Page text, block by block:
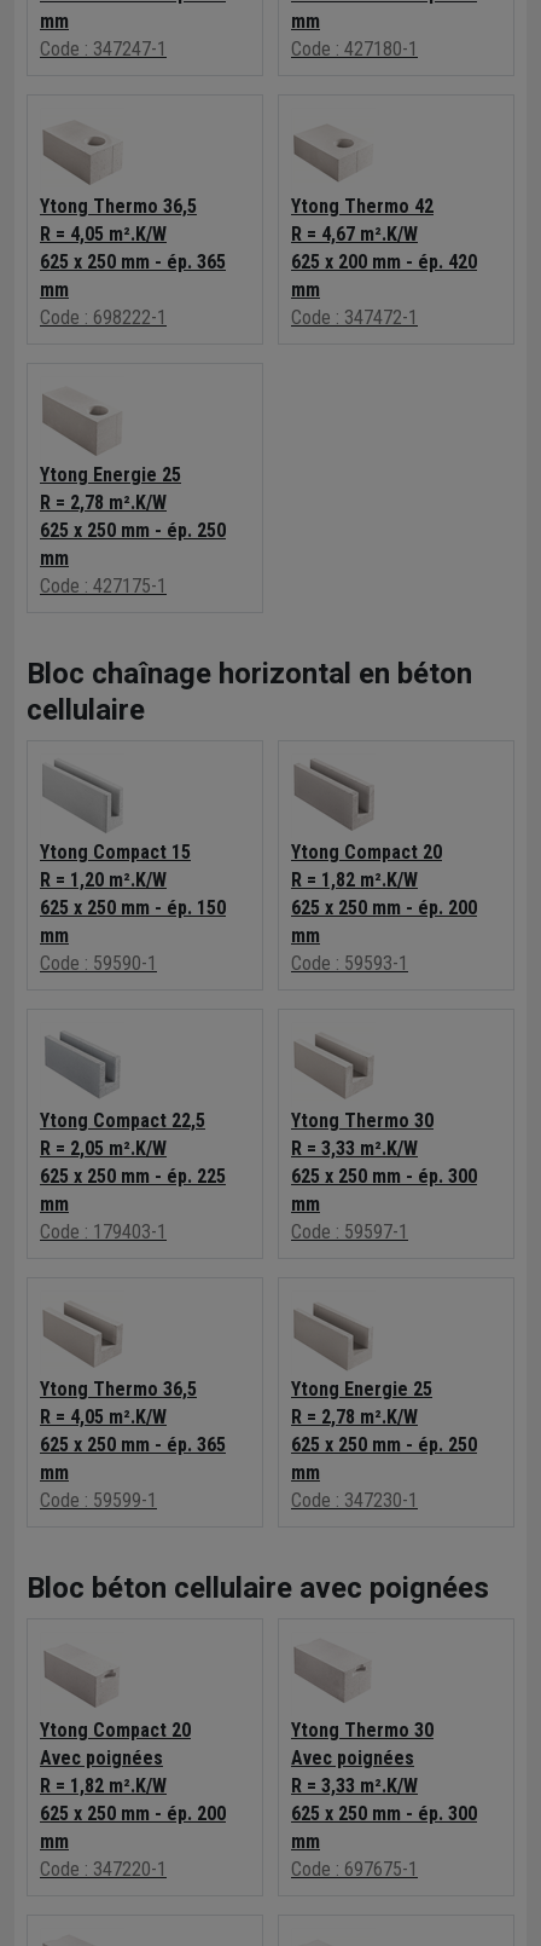
mm
Code : 347247-1
mm
Code : 427180-1
Ytong Thermo 36,5
R = 4,05 m².K/W
625 x 250 mm - ép. 365
mm
Code : 698222-1
Ytong Thermo 42
R = 4,67 m².K/W
625 x 200 mm - ép. 420
mm
Code : 347472-1
Ytong Energie 25
R = 2,78 m².K/W
625 x 250 mm - ép. 250
mm
Code : 427175-1
Bloc chaînage horizontal en béton
cellulaire
Ytong Compact 15
R = 1,20 m².K/W
625 x 250 mm - ép. 150
mm
Code : 59590-1
Ytong Compact 20
R = 1,82 m².K/W
625 x 250 mm - ép. 200
mm
Code : 59593-1
Ytong Compact 22,5
R = 2,05 m².K/W
625 x 250 mm - ép. 225
mm
Code : 179403-1
Ytong Thermo 30
R = 3,33 m².K/W
625 x 250 mm - ép. 300
mm
Code : 59597-1
Ytong Thermo 36,5
R = 4,05 m².K/W
625 x 250 mm - ép. 365
mm
Code : 59599-1
Ytong Energie 25
R = 2,78 m².K/W
625 x 250 mm - ép. 250
mm
Code : 347230-1
Bloc béton cellulaire avec poignées
Ytong Compact 20
Avec poignées
R = 1,82 m².K/W
625 x 250 mm - ép. 200
mm
Code : 347220-1
Ytong Thermo 30
Avec poignées
R = 3,33 m².K/W
625 x 250 mm - ép. 300
mm
Code : 697675-1